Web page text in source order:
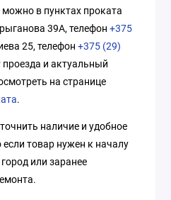
в пунктах проката
39А, телефон +375
25, телефон +375 (29)
проезда и актуальный
на странице
.
наличие и удобное
товар нужен к началу
или заранее